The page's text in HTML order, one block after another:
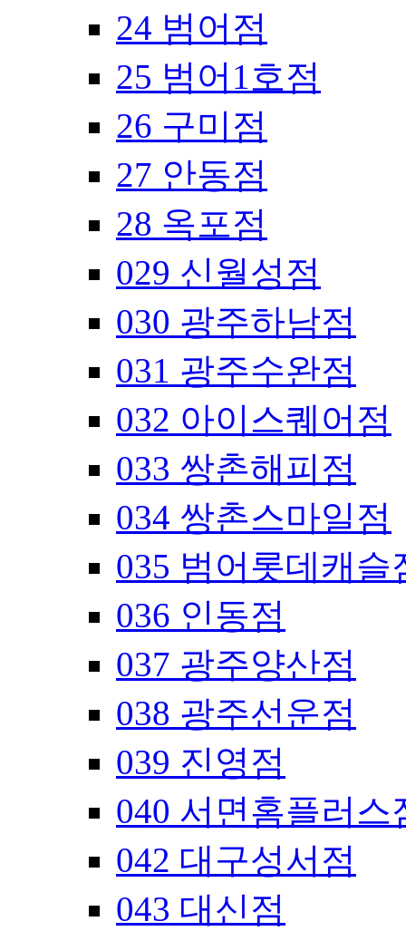
24 범어점
25 범어1호점
26 구미점
27 안동점
28 옥포점
029 신월성점
030 광주하남점
031 광주수완점
032 아이스퀘어점
033 쌍촌해피점
034 쌍촌스마일점
035 범어롯데캐슬
036 인동점
037 광주양산점
038 광주선운점
039 진영점
040 서면홈플러스
042 대구성서점
043 대신점